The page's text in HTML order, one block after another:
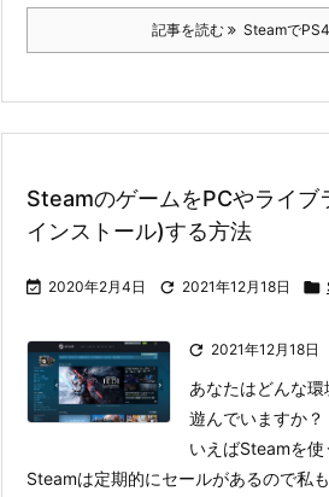
記事を読む Steamで
SteamのゲームをPCやライブ
インストール)する方法
 2020年2月4日  2021年12月18日 
 2021年12月18日
あなたはどんな
遊んでいますか
いえばSteamを使
Steamは定期的にセールがあるので私